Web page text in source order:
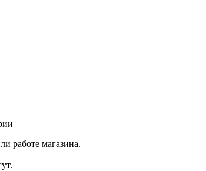
работе магазина.